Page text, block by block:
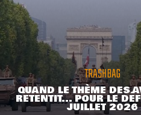
TRASHBAG
QUAND LE THÈME DES
RETENTIT... POUR LE
JUILLET 2026